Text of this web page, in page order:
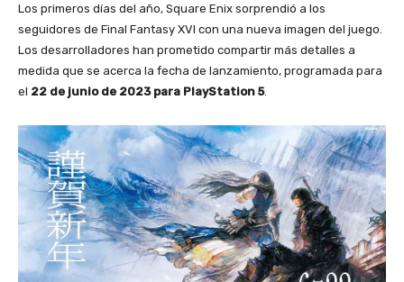
Los primeros días del año, Square Enix sorprendió a los
seguidores de Final Fantasy XVI con una nueva imagen del juego.
Los desarrolladores han prometido compartir más detalles a
medida que se acerca la fecha de lanzamiento, programada para
el 22 de junio de 2023 para PlayStation 5.